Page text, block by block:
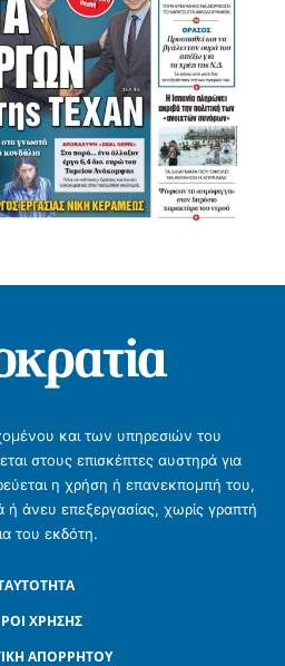
και των υπηρεσιών του
στους επισκέπτες αυστηρά για
η χρήση ή επανεκπομπή του,
άνευ επεξεργασίας, χωρίς γραπτή
του εκδότη.
ΧΡΗΣΗΣ
ΑΠΟΡΡΗΤΟΥ